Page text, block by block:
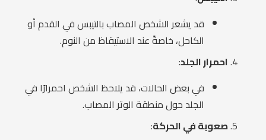
قد يشعر الشخص المصاب بالتيبس في القدم أو
الكاحل، خاصةً عند الاستيقاظ من النوم.
احمرار الجلد:
في بعض الحالات، قد يلاحظ الشخص احمرارًا في
الجلد حول منطقة الوتر المصاب.
صعوبة في الحركة: